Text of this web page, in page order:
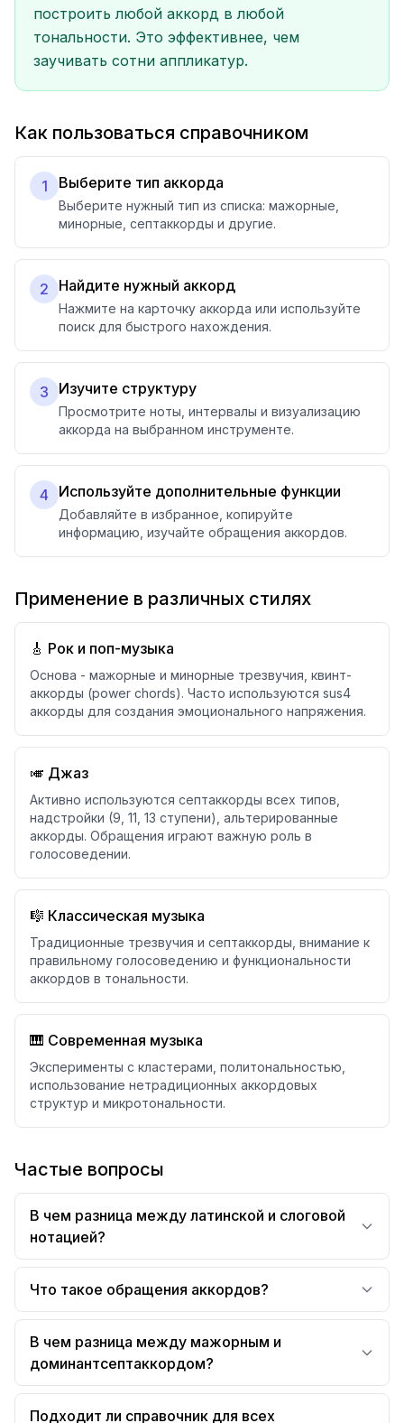
построить любой аккорд в любой
тональности. Это эффективнее, чем
заучивать сотни аппликатур.
Как пользоваться справочником
1 Выберите тип аккорда
Выберите нужный тип из списка: мажорные,
минорные, септаккорды и другие.
2 Найдите нужный аккорд
Нажмите на карточку аккорда или используйте
поиск для быстрого нахождения.
3 Изучите структуру
Просмотрите ноты, интервалы и визуализацию
аккорда на выбранном инструменте.
4 Используйте дополнительные функции
Добавляйте в избранное, копируйте
информацию, изучайте обращения аккордов.
Применение в различных стилях
🎸 Рок и поп-музыка
Основа - мажорные и минорные трезвучия, квинт-
аккорды (power chords). Часто используются sus4
аккорды для создания эмоционального напряжения.
🎺 Джаз
Активно используются септаккорды всех типов,
надстройки (9, 11, 13 ступени), альтерированные
аккорды. Обращения играют важную роль в
голосоведении.
🎼 Классическая музыка
Традиционные трезвучия и септаккорды, внимание к
правильному голосоведению и функциональности
аккордов в тональности.
🎹 Современная музыка
Эксперименты с кластерами, политональностью,
использование нетрадиционных аккордовых
структур и микротональности.
Частые вопросы
В чем разница между латинской и слоговой
нотацией?
Что такое обращения аккордов?
В чем разница между мажорным и
доминантсептаккордом?
Подходит ли справочник для всех